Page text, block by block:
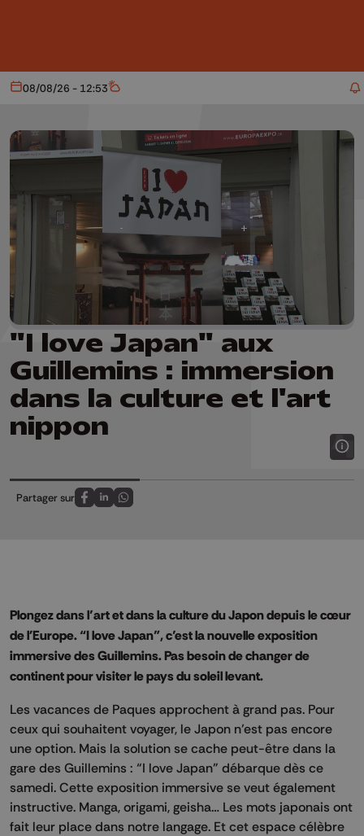
Aujourd'hui
08/08/26 - 12:53 Météo
"I love Japan" aux
Guillemins : immersion
dans la culture et l'art
nippon
Partager sur
Partagez sur FaceBook
Partagez sur LinkedIn
Partagez sur Whatsapp
Plongez dans l’art et dans la culture du Japon depuis le cœur
de l'Europe. “I love Japan”, c’est la nouvelle exposition
immersive des Guillemins. Pas besoin de changer de
continent pour visiter le pays du soleil levant.
Les vacances de Paques approchent à grand pas. Pour
ceux qui souhaitent voyager, le Japon n’est pas encore
une option. Mais la solution se cache peut-être dans la
gare des Guillemins : “I love Japan” débarque dès ce
samedi. Cette exposition immersive se veut également
instructive. Manga, origami, geisha… Les mots japonais ont
fait leur place dans notre langage. Et cet espace célèbre